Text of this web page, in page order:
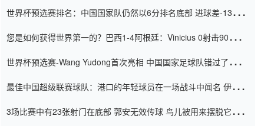
世界杯预选赛排名：中国国家队仍然以6分排名底部 进球差-13令人
您是如何获得世界第一的？巴西1-4阿根廷：Vinicius 0射击90分钟
世界杯预选赛-Wang Yudong首次亮相 中国国家足球队错过了世界
最佳中国超级联赛球队：港口的年轻球员在一场战斗中闻名 伊万放
3场比赛中有23张射门在底部 郭安无效传球 鸟儿被用来摆脱它